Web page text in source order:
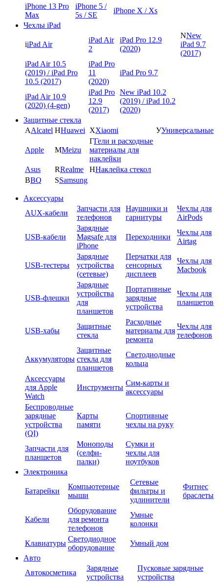
iPhone 13 Pro
Max
iPhone 5 /
5s / SE
iPhone X / Xs
Чехлы iPad
iiPad Air
iPad Air
2
iPad Pro 12.9
(2020)
NNew
iPad 9.7
(2017)
iPad Air 10.5
(2019) / iPad Pro
10.5 (2017)
iPad Pro
11
(2020)
iPad Pro 9.7
iPad Air 10.9
(2020) (4-gen)
iPad Pro
12.9
(2017)
New iPad 10.2
(2019) / iPad 10.2
(2020)
Защитные стекла
AAlcatel HHuawei XXiaomi УУниверсальные
Apple MMeizu
ГГели и расходные
материалы для
наклейки
Asus
RRealme ННаклейка стекол
BBQ SSamsung
Аксессуары
AUX-кабели
Запчасти для
телефонов
Наушники и
гарнитуры
Чехлы для
AirPods
USB-кабели
Зарядные
Magsafe для
iPhone
Переходники
Чехлы для
Airtag
USB-тестеры
Зарядные
устройства
(сетевые)
Перчатки для
сенсорных
дисплеев
Чехлы для
Macbook
USB-флешки
Зарядные
устройства
для
планшетов
Портативные
зарядные
устройства
Чехлы для
планшетов
USB-хабы
Защитные
стекла
Расходные
материалы для
ремонта
Чехлы для
телефонов
Аккумуляторы
Защитные
стекла для
планшетов
Светодиодные
кольца
Аксессуары
для Apple
Watch
Инструменты
Сим-карты и
аксессуары
Беспроводные
зарядные
устройства
(QI)
Карты
памяти
Спортивные
чехлы на руку
Запчасти для
планшетов
Моноподы
(селфи-
палки)
Сумки и
чехлы для
ноутбуков
Электроника
Батарейки
Компьютерные
мыши
Сетевые
фильтры и
удлинители
Фитнес
браслеты
Кабели
Оборудование
для ремонта
телефонов
Умные
колонки
Клавиатуры
Светодиодное
оборудование
Умный дом
Авто
Автокосметика
Зарядные
устройства
Пусковые зарядные
устройства